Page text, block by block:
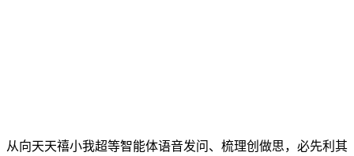
从向天天禧小我超等智能体语音发问、梳理创做思，必先利其